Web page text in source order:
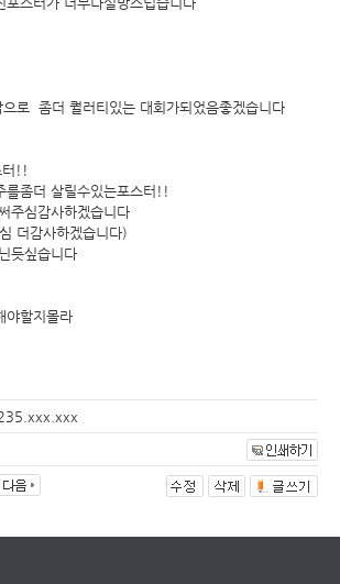
로 좀더 퀄러티있는 대회가되었음좋겠습니다
터!!
를좀더 살릴수있는포스터!!
주심감사하겠습니다
더감사하겠습니다)
듯싶습니다
야할지몰라